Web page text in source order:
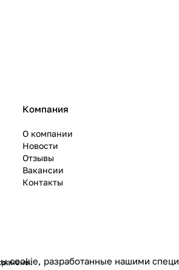
Компания
О компании
Новости
Отзывы
Вакансии
Контакты
cookie, разработанные нашими